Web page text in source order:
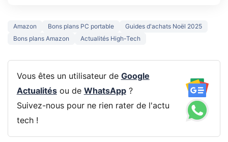
Amazon Bons plans PC portable
Guides d'achats Noël 2025
Bons plans Amazon
Actualités High-Tech
Vous êtes un utilisateur de Google
Actualitésou de WhatsApp?
Suivez-nous pour ne rien rater de l'actu
tech !